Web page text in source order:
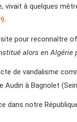
à quelques
.
pour reconnaître
alors en Algérie
de vandalisme
à Bagnolet
notre